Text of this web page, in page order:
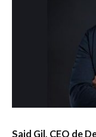
Said Gil, CEO de